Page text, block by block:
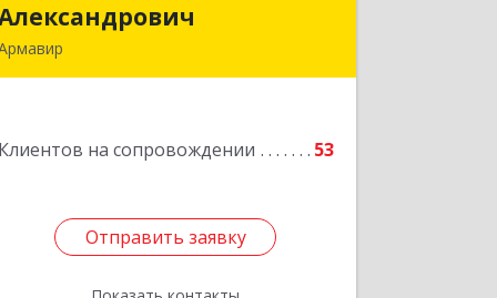
Клиентов на сопровождении 53
Отправить заявку
Александрович
Отправить заявку